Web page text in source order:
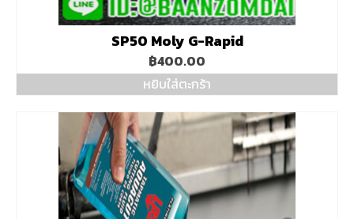
SP50 Moly G-Rapid
฿400.00
หยิบใส่ตะกร้า